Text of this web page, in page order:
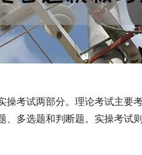
操考试两部分。理论考试主要
多选题和判断题。实操考试